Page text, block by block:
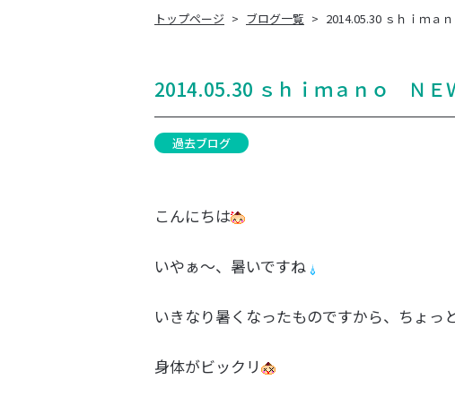
トップページ ブログ一覧 2014.05.30 ｓｈｉｍ
2014.05.30 ｓｈｉｍａｎｏ Ｎ
過去ブログ
こんにちは
いやぁ～、暑いですね
いきなり暑くなったものですから、ちょっ
身体がビックリ